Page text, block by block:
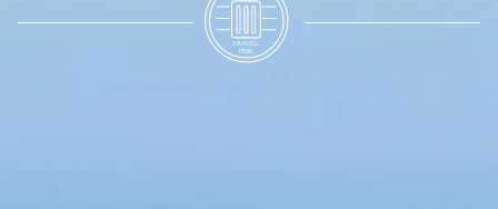
TRAVEL
TIME